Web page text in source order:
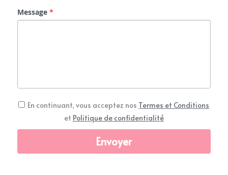
Message*
En continuant, vous acceptez nos Termes et Conditions
et Politique de confidentialité
Envoyer